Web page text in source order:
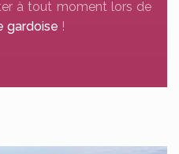
à tout moment lors de
gardoise !